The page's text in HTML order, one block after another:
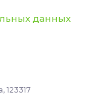
данных
123317